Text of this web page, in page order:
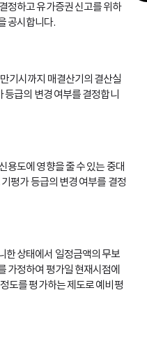
정하고 유가증권 신고를 위하
공시합니다.
기시까지 매결산기의 결산실
급의 변경 여부를 결정합니
용도에 영향을 줄 수 있는 중대
평가 등급의 변경 여부를 결정
한 상태에서 일정금액의 무보
가정하여 평가일 현재시점에
도를 평가하는 제도로 예비평